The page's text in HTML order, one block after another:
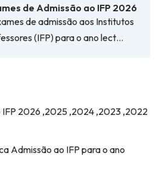
de Admissão ao IFP 2026
de admissão aos Institutos
(IFP) para o ano lect…
IFP 2026 ,2025 ,2024 ,2023 ,2022
Admissão ao IFP para o ano